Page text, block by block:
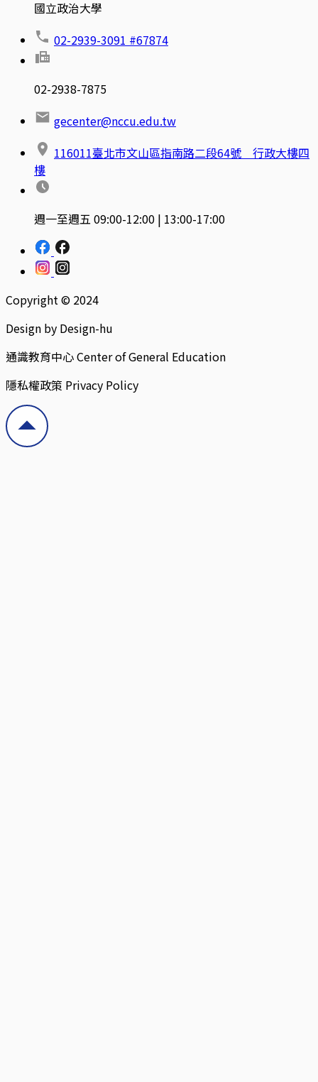
國立政治大學
02-2939-3091 #67874
02-2938-7875
gecenter@nccu.edu.tw
116011臺北市文山區指南路二段64號 行政大樓四
樓
週一至週五 09:00-12:00 | 13:00-17:00
Copyright © 2024
Design by Design-hu
通識教育中心 Center of General Education
隱私權政策 Privacy Policy